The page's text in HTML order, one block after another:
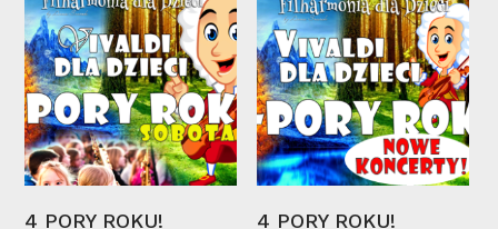
15
mar
4 PORY ROKU!
30
mar
4 PORY ROKU!